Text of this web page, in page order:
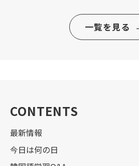
一覧を見る
CONTENTS
最新情報
今日は何の日